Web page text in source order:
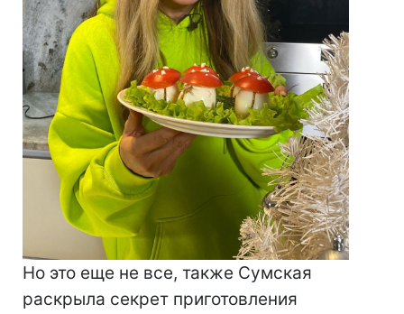
Но это еще не все, также Сумская
раскрыла секрет приготовления